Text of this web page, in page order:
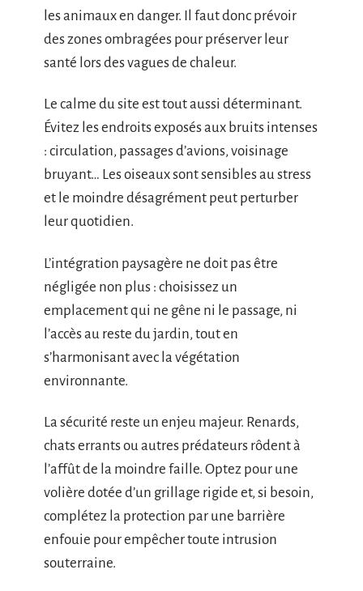
les animaux en danger. Il faut donc prévoir
des zones ombragées pour préserver leur
santé lors des vagues de chaleur.
Le calme du site est tout aussi déterminant.
Évitez les endroits exposés aux bruits intenses
: circulation, passages d’avions, voisinage
bruyant… Les oiseaux sont sensibles au stress
et le moindre désagrément peut perturber
leur quotidien.
L’intégration paysagère ne doit pas être
négligée non plus : choisissez un
emplacement qui ne gêne ni le passage, ni
l’accès au reste du jardin, tout en
s’harmonisant avec la végétation
environnante.
La sécurité reste un enjeu majeur. Renards,
chats errants ou autres prédateurs rôdent à
l’affût de la moindre faille. Optez pour une
volière dotée d’un grillage rigide et, si besoin,
complétez la protection par une barrière
enfouie pour empêcher toute intrusion
souterraine.